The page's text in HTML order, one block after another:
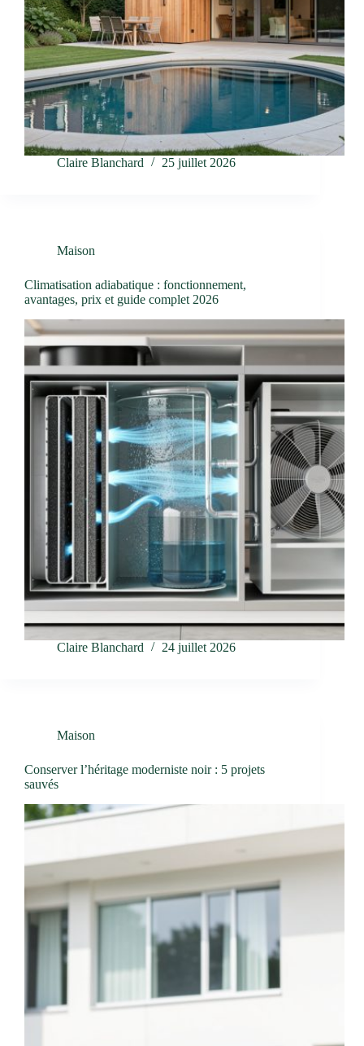
Claire Blanchard 25 juillet 2026
Maison
Climatisation adiabatique : fonctionnement,
avantages, prix et guide complet 2026
Claire Blanchard 24 juillet 2026
Maison
Conserver l’héritage moderniste noir : 5 projets
sauvés